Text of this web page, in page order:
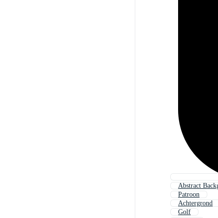
Abstract
Patroon
Achtergrond
Golf